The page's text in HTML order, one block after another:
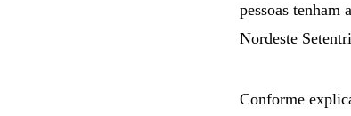
pessoas tenham
Nordeste
Conforme